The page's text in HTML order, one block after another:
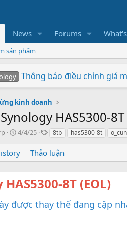
News Forums
sản phẩm
Lễ 0 Đồng Lợi Nhuận
Thông báo điều chỉnh giá
Mua hàng ngay - Quay số may
Chứng nhận Synology
Các sản phẩm Synology
Synology BeeStation tạo đám
Synology RS826+/
Xây dựng hệ thống NAS
Vietcorp So sánh SNV3410-400G
Synology Synology giành giải
kinh doanh
Synology HAS5300-
C
e
a
o
d
4/4/25
T
g
s
8tb has5300-8t
Thảo luận
8T (EOL)
được thay thế đang cập